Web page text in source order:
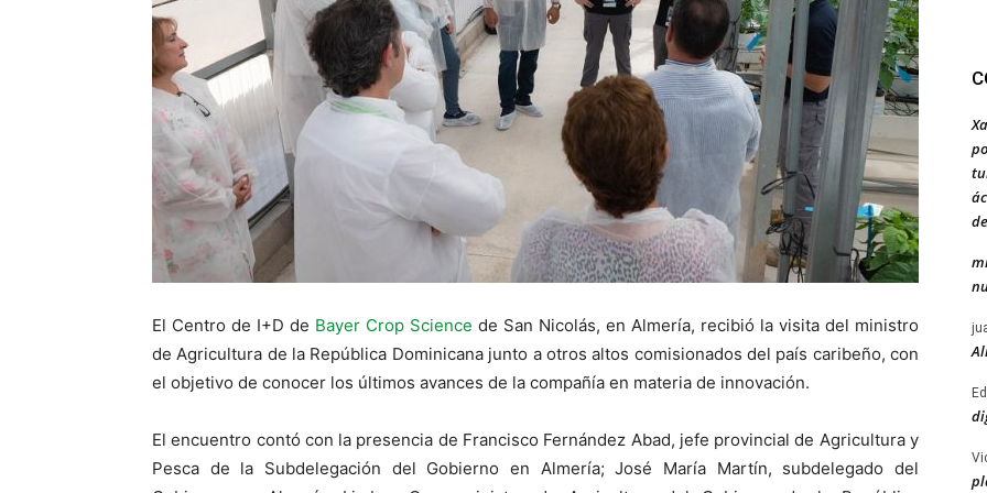
El Centro de I+D de Bayer Crop Science de San Nicolás, en Almería, recibió la visita del ministro
de Agricultura de la República Dominicana junto a otros altos comisionados del país caribeño, con
el objetivo de conocer los últimos avances de la compañía en materia de innovación.
El encuentro contó con la presencia de Francisco Fernández Abad, jefe provincial de Agricultura y
Pesca de la Subdelegación del Gobierno en Almería; José María Martín, subdelegado del